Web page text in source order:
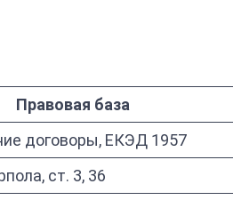
Правовая база
договоры, ЕКЭД 1957
ст. 3, 36